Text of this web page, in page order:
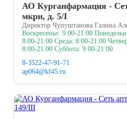
АО Курганфармация -
мкрн, д. 5/I
Директор Чупуштанова Галина
Воскресенье: 9:00-21:00
8:00-21:00 Среда: 8:00-21:00
8:00-21:00 Суббота: 9:00-21:00
8-3522-47-91-71
ap064@kf45.ru